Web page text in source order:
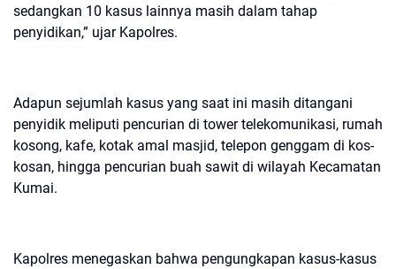
sedangkan 10 kasus lainnya masih dalam tahap
penyidikan,” ujar Kapolres.
Adapun sejumlah kasus yang saat ini masih ditangani
penyidik meliputi pencurian di tower telekomunikasi, rumah
kosong, kafe, kotak amal masjid, telepon genggam di kos-
kosan, hingga pencurian buah sawit di wilayah Kecamatan
Kumai.
Kapolres menegaskan bahwa pengungkapan kasus-kasus